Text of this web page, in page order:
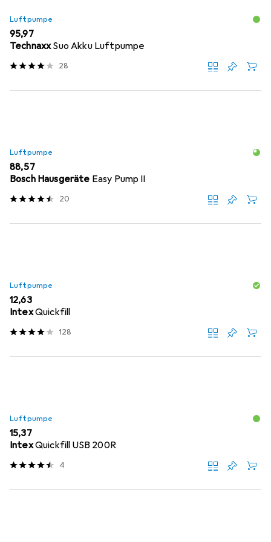
Luftpumpe
EUR
95,97
TechnaxxSuo Akku Luftpumpe
28
Luftpumpe
EUR
88,57
Bosch Hausgeräte Easy Pump II
20
Luftpumpe
EUR
12,63
IntexQuickfill
128
Luftpumpe
EUR
15,37
IntexQuickfill USB 200R
4